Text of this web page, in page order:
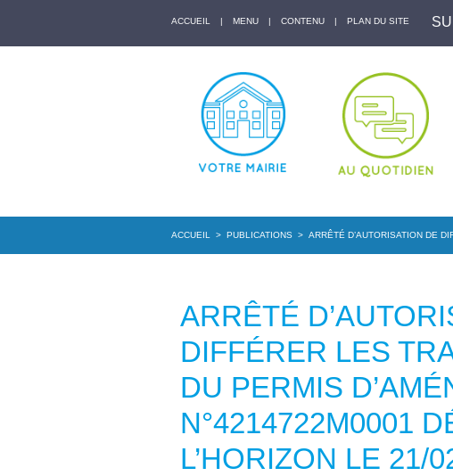
ACCUEIL | MENU | CONTENU | PLAN DU SITE
ACCUEIL > PUBLICATIONS > ARRÊTÉ D’AUTORISATION DE
ARRÊTÉ
DIFFÉRER LES
DU PERMIS
N°4214722M0001
L’HORIZON LE 21/